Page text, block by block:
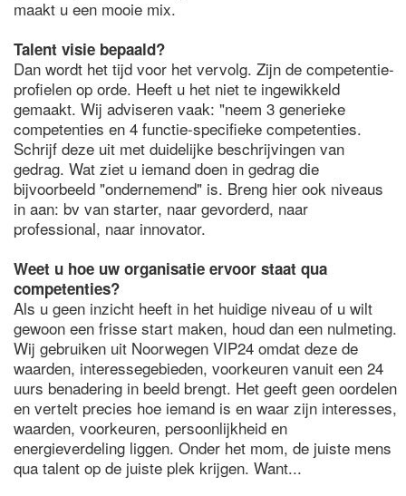
maakt u een mooie mix.
Talent visie bepaald?
Dan wordt het tijd voor het vervolg. Zijn de competentie-
profielen op orde. Heeft u het niet te ingewikkeld
gemaakt. Wij adviseren vaak: "neem 3 generieke
competenties en 4 functie-specifieke competenties.
Schrijf deze uit met duidelijke beschrijvingen van
gedrag. Wat ziet u iemand doen in gedrag die
bijvoorbeeld "ondernemend" is. Breng hier ook niveaus
in aan: bv van starter, naar gevorderd, naar
professional, naar innovator.
Weet u hoe uw organisatie ervoor staat qua
competenties?
Als u geen inzicht heeft in het huidige niveau of u wilt
gewoon een frisse start maken, houd dan een nulmeting.
Wij gebruiken uit Noorwegen VIP24 omdat deze de
waarden, interessegebieden, voorkeuren vanuit een 24
uurs benadering in beeld brengt. Het geeft geen oordelen
en vertelt precies hoe iemand is en waar zijn interesses,
waarden, voorkeuren, persoonlijkheid en
energieverdeling liggen. Onder het mom, de juiste mens
qua talent op de juiste plek krijgen. Want...